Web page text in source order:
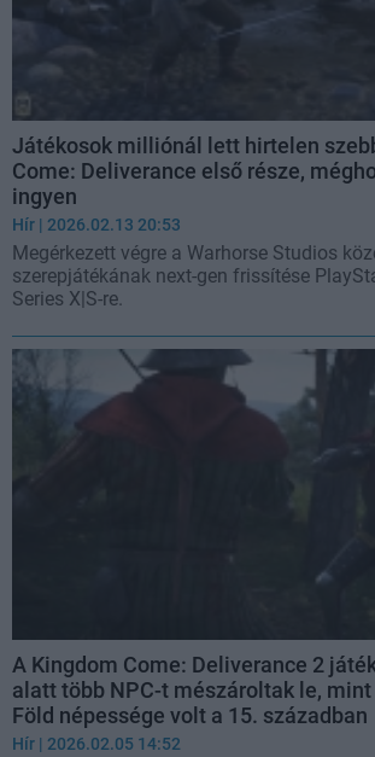
Játékosok milliónál lett hirtelen
Come: Deliverance első része,
ingyen
Hír | 2026.02.13 20:53
Megérkezett végre a Warhorse Studios
szerepjátékának next-gen frissítése
Series X|S-re.
A Kingdom Come: Deliverance 2
alatt több NPC-t mészároltak le,
Föld népessége volt a 15. században
Hír | 2026.02.05 14:52